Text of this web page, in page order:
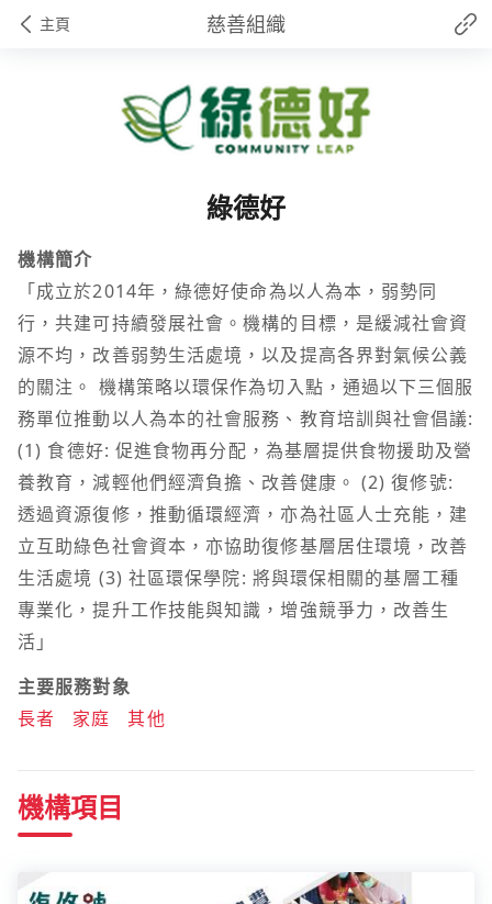
主頁 慈善組織
綠德好
機構簡介
「成立於2014年，綠德好使命為以人為本，弱勢同
行，共建可持續發展社會。機構的目標，是緩減社會資
源不均，改善弱勢生活處境，以及提高各界對氣候公義
的關注。 機構策略以環保作為切入點，通過以下三個服
務單位推動以人為本的社會服務、教育培訓與社會倡議:
(1) 食德好: 促進食物再分配，為基層提供食物援助及營
養教育，減輕他們經濟負擔、改善健康。 ­(2) 復修號:
透過資源復修，推動循環經濟，亦為社區人士充能，建
立互助綠色社會資本，亦協助復修基層居住環境，改善
生活處境 (3) 社區環保學院: 將與環保相關的基層工種
專業化，提升工作技能與知識，增強競爭力，改善生
活」
主要服務對象
長者
家庭 其他
機構項目